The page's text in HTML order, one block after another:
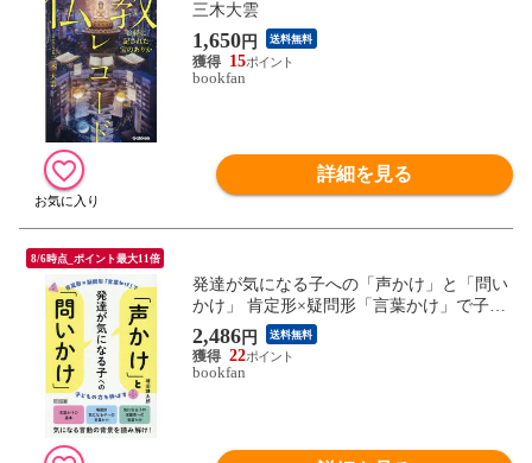
三木大雲
1,650円 送料無料
15
bookfan
詳細を見る
8/6時点_ポイント最大11倍
発達が気になる子への「声かけ」と「問い
かけ」 肯定形×疑問形「言葉かけ」で子ど
もの力を伸ばす/増田謙太郎
2,486円 送料無料
22
bookfan